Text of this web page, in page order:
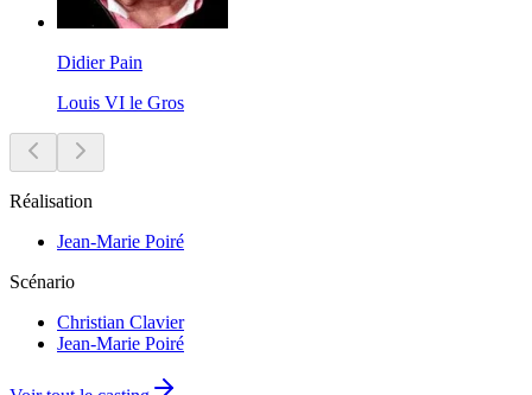
Didier Pain
Louis VI le Gros
Réalisation
Jean-Marie Poiré
Scénario
Christian Clavier
Jean-Marie Poiré